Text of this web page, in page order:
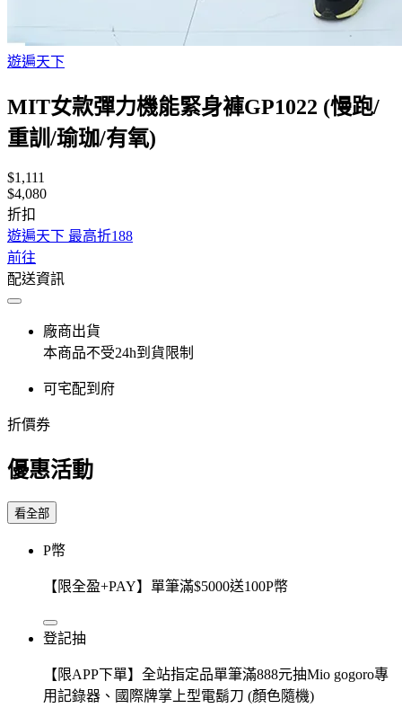
遊遍天下
MIT女款彈力機能緊身褲GP1022 (慢跑/
重訓/瑜珈/有氧)
$1,111
$4,080
折扣
遊遍天下 最高折188
前往
配送資訊
廠商出貨
本商品不受24h到貨限制
可宅配到府
折價券
優惠活動
看全部
P幣
【限全盈+PAY】單筆滿$5000送100P幣
登記抽
【限APP下單】全站指定品單筆滿888元抽Mio gogoro專
用記錄器、國際牌掌上型電鬍刀 (顏色隨機)